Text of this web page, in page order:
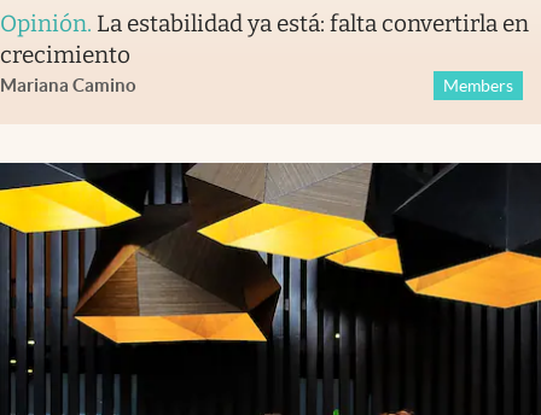
Opinión. La estabilidad ya está: falta convertirla en
crecimiento
Mariana Camino Members